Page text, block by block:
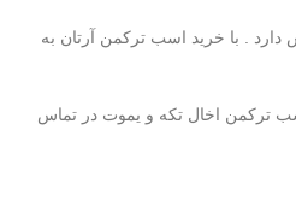
. با خرید اسب ترکمن آرتان به
ترکمن اخال تکه و یموت در تماس